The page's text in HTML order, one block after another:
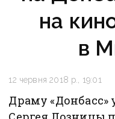
на
в
12 червня 2018 р., 19:01
Драму «Донбасс»